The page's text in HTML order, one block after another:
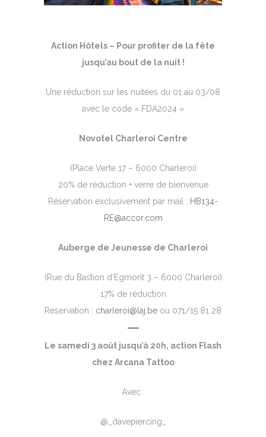
Action Hôtels – Pour profiter de la fête
jusqu’au bout de la nuit !
Une réduction sur les nuitées du 01 au 03/08
avec le code « FDA2024 »
Novotel Charleroi Centre
(Place Verte 17 – 6000 Charleroi)
20% de réduction + verre de bienvenue
Réservation exclusivement par mail : HB134-
RE@accor.com
Auberge de Jeunesse de Charleroi
(Rue du Bastion d’Egmont 3 – 6000 Charleroi)
17% de réduction
Réservation : charleroi@laj.be ou 071/15 81 28
—
Le samedi 3 août jusqu’à 20h, action Flash
chez Arcana Tattoo
Avec :
@_davepiercing_